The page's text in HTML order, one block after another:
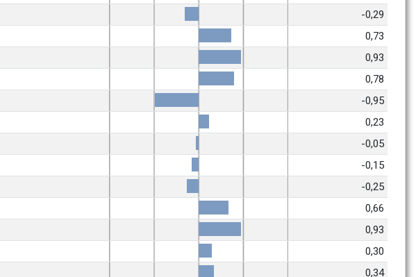
-0,29
0,73
0,93
0,78
-0,95
0,23
-0,05
-0,15
-0,25
0,66
0,93
0,30
0,34